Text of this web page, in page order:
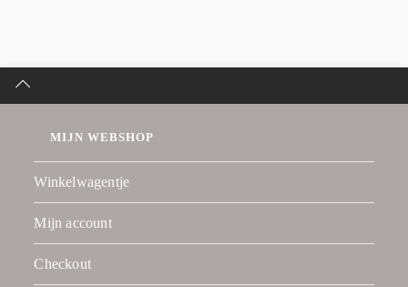
MIJN WEBSHOP
Winkelwagentje
Mijn account
Checkout